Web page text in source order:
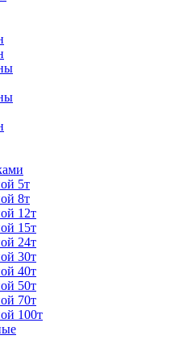
5т
8т
12т
15т
24т
30т
40т
50т
70т
100т